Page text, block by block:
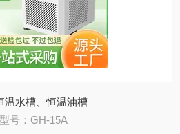
温水槽、恒温油槽
型号：GH-15A